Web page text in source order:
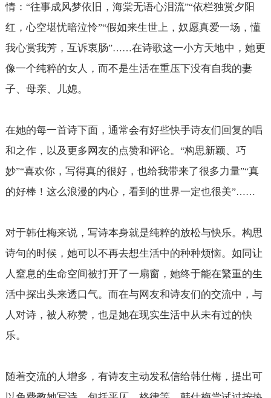
情： “往事成风梦依旧，海棠无语心泪流”“依栏独赏夕阳
红，心空堪忧暗泣怜”“假如来生世上，奴愿真爱一场，懂
我心赏我芳，互诉衷肠”……在诗歌这一小方天地中，她更
像一个纯粹的女人，而不是生活在重压下没有自我的妻
子、母亲、儿媳。
在她的每一首诗下面，通常会有好些快手诗友们回复的唱
和之作，以及更多网友的点赞和评论。 “构思新颖、巧
妙”“喜欢你，写得真的很好，也给我带来了很多力量”“真
的好棒！这么浪漫的内心，看到的世界一定也很美”……
对于韩仕梅来说，写诗本身就是纯粹的放松与快乐。构思
诗句的时候，她可以不再去想生活中的种种烦恼。如同让
人窒息的生命空间被打开了一扇窗，她终于能在繁重的生
活中探出头来透口气。而在与网友和诗友们的交流中，与
人对诗，被人称赞，也是她在现实生活中从未有过的快
乐。
随着交流的人增多，有诗友主动发私信给韩仕梅，提出可